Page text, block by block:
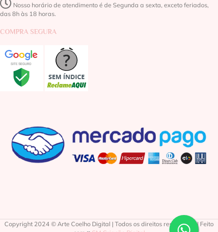
Nosso horário de atendimento é de Segunda a sexta, exceto feriados,
das 8h às 18 horas.
COMPRA SEGURA
Copyright 2024 © Arte Coelho Digital | Todos os direitos reservados | Feito